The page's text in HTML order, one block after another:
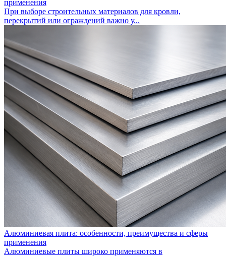
применения
При выборе строительных материалов для кровли,
перекрытий или ограждений важно у...
Алюминиевая плита: особенности, преимущества и сферы
применения
Алюминиевые плиты широко применяются в